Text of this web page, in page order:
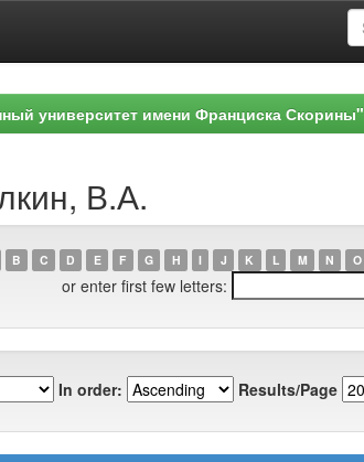
университет имени Франциска Скорины"
В.А.
B C D E F G H I J K L M N O
or enter first few letters:
In order: Results/Page